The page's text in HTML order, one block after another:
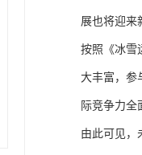
展也将迎来
按照《冰雪
大丰富，参
际竞争力全
由此可见，